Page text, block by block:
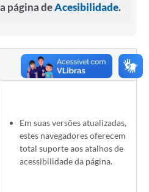
página deAcesibilidade.
Usabilidade
Em suas versões atualizadas,
estes navegadores oferecem
total suporte aos atalhos de
acessibilidade da página.